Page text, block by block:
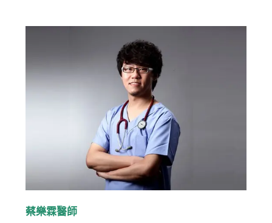
蔡樂霖醫師